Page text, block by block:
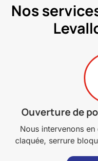
Nos
Ouverture de
Nous intervenons
claquée, serrure